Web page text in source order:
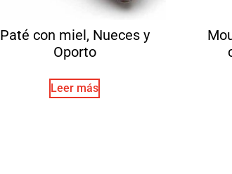
Paté con miel, Nueces y
Oporto
Leer más